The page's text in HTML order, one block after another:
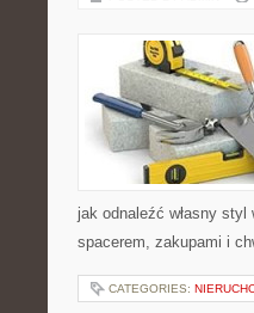
jak odnaleźć własny
spacerem, zakupami i
CATEGORIES: